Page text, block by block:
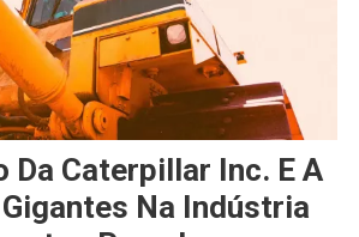
Da Caterpillar Inc. E A
Na Indústria